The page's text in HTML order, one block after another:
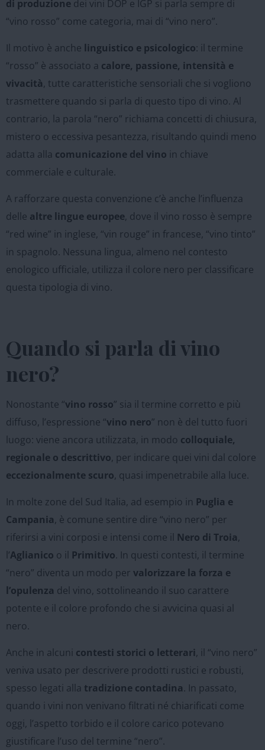
di produzione dei vini DOP e IGP si parla sempre di
“vino rosso” come categoria, mai di “vino nero”.
Il motivo è anche linguistico e psicologico: il termine
“rosso” è associato a calore, passione, intensità e
vivacità, tutte caratteristiche sensoriali che si vogliono
trasmettere quando si parla di questo tipo di vino. Al
contrario, la parola “nero” richiama concetti di chiusura,
mistero o eccessiva pesantezza, risultando quindi meno
adatta alla comunicazione del vino in chiave
commerciale e culturale.
A rafforzare questa convenzione c’è anche l’influenza
delle altre lingue europee, dove il vino rosso è sempre
“red wine” in inglese, “vin rouge” in francese, “vino tinto”
in spagnolo. Nessuna lingua, almeno nel contesto
enologico ufficiale, utilizza il colore nero per classificare
questa tipologia di vino.
Quando si parla di vino
nero?
Nonostante “vino rosso” sia il termine corretto e più
diffuso, l’espressione “vino nero” non è del tutto fuori
luogo: viene ancora utilizzata, in modo colloquiale,
regionale o descrittivo, per indicare quei vini dal colore
eccezionalmente scuro, quasi impenetrabile alla luce.
In molte zone del Sud Italia, ad esempio in Puglia e
Campania, è comune sentire dire “vino nero” per
riferirsi a vini corposi e intensi come il Nero di Troia,
l’Aglianico o il Primitivo. In questi contesti, il termine
“nero” diventa un modo per valorizzare la forza e
l’opulenza del vino, sottolineando il suo carattere
potente e il colore profondo che si avvicina quasi al
nero.
Anche in alcuni contesti storici o letterari, il “vino nero”
veniva usato per descrivere prodotti rustici e robusti,
spesso legati alla tradizione contadina. In passato,
quando i vini non venivano filtrati né chiarificati come
oggi, l’aspetto torbido e il colore carico potevano
giustificare l’uso del termine “nero”.